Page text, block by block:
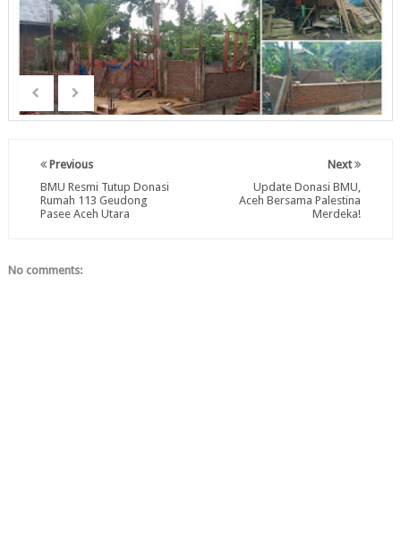
Next
Update Donasi BMU,
Aceh Bersama Palestina
Merdeka!
Previous
BMU Resmi Tutup Donasi
Rumah 113 Geudong
Pasee Aceh Utara
No comments: